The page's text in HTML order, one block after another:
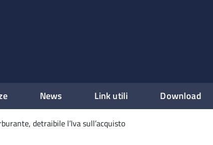
News Link utili Download
detraibile l’Iva sull’acquisto